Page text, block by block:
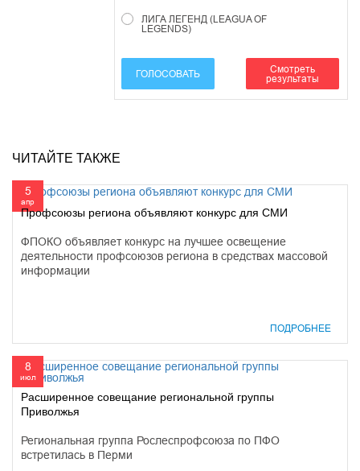
ЛИГА ЛЕГЕНД (LEAGUA OF
LEGENDS)
ГОЛОСОВАТЬ
Смотреть
результаты
ЧИТАЙТЕ ТАКЖЕ
5
апр
Профсоюзы региона объявляют конкурс для СМИ
ФПОКО объявляет конкурс на лучшее освещение
деятельности профсоюзов региона в средствах массовой
информации
ПОДРОБНЕЕ
8
июл
Расширенное совещание региональной группы
Приволжья
Региональная группа Рослеспрофсоюза по ПФО
встретилась в Перми